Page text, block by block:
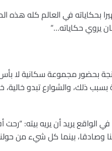
بحكاياته في العالم كله
يروي حكاياته…”
بحضور مجموعة سكانية لا
ذلك، والشوارع تبدو
يريد أن يريه بيته:
وصادقا، بينما كل شيء من